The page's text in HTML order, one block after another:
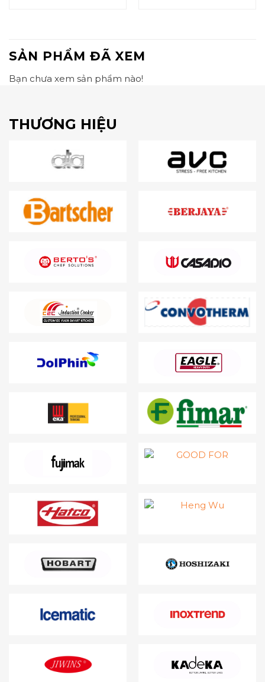
SẢN PHẨM ĐÃ XEM
Bạn chưa xem sản phẩm nào!
THƯƠNG HIỆU